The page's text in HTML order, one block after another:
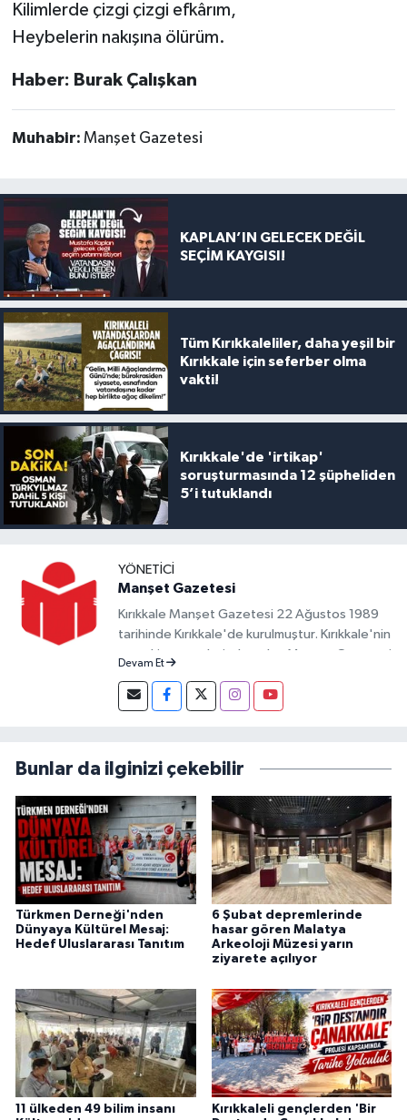
Kilimlerde çizgi çizgi efkârım,
Heybelerin nakışına ölürüm.
Haber: Burak Çalışkan
Muhabir: Manşet Gazetesi
KAPLAN’IN GELECEK DEĞİL
SEÇİM KAYGISI!
Tüm Kırıkkaleliler, daha yeşil bir
Kırıkkale için seferber olma
vakti!
Kırıkkale'de 'irtikap'
soruşturmasında 12 şüpheliden
5’i tutuklandı
YÖNETICI
Manşet Gazetesi
Kırıkkale Manşet Gazetesi 22 Ağustos 1989
tarihinde Kırıkkale'de kurulmuştur. Kırıkkale'nin
en eski gazetelerinden olan Manşet Gazetesi
teknolojinin gelişimine de her daim ayak
uydurmuş ve Digital Medyada da Kırıkkale'nin
İlan Kurumuna bağlı 4 haber sitesinden
birisidir.
Devam Et
Bunlar da ilginizi çekebilir
Türkmen Derneği'nden
Dünyaya Kültürel Mesaj:
Hedef Uluslararası Tanıtım
6 Şubat depremlerinde
hasar gören Malatya
Arkeoloji Müzesi yarın
ziyarete açılıyor
11 ülkeden 49 bilim insanı
Kırıkkaleli gençlerden 'Bir